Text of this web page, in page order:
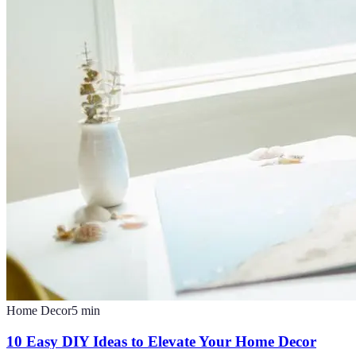
Home Decor5 min
10 Easy DIY Ideas to Elevate Your Home Decor